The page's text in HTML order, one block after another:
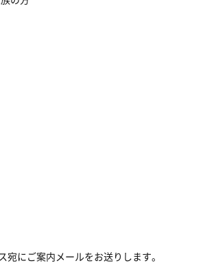
にご案内メールをお送りします。